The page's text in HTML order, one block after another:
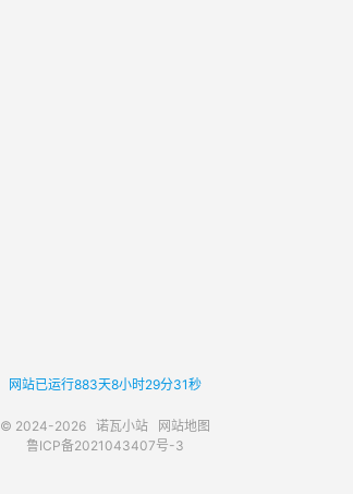
网站已运行883天8小时29分31秒
© 2024-2026 诺瓦小站
网站地图
鲁ICP备2021043407号-3